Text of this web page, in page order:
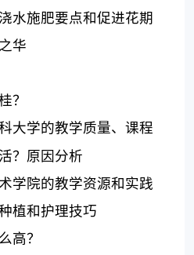
水施肥要点和促进花期
华
？
大学的教学质量、课程
？原因分析
学院的教学资源和实践
植和护理技巧
高？